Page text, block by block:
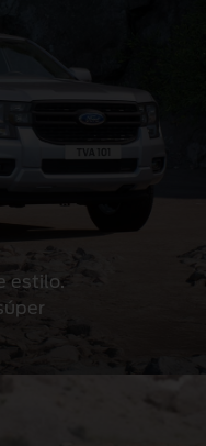
estilo.